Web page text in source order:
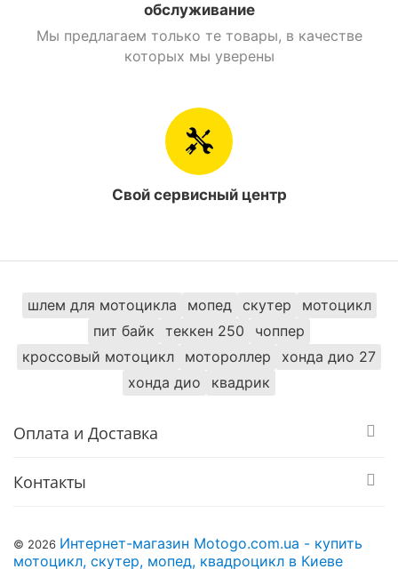
обслуживание
Мы предлагаем только те товары, в качестве
которых мы уверены
Свой сервисный центр
шлем для мотоцикла мопед скутер
мотоцикл
пит байк
теккен 250
чоппер
кроссовый мотоцикл
мотороллер
хонда дио 27
хонда дио
квадрик
Оплата и Доставка
Контакты
© 2026 Интернет-магазин Motogo.com.ua - купить
мотоцикл, скутер, мопед, квадроцикл в Киеве